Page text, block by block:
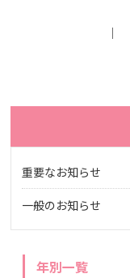
｜
重要なお知らせ
一般のお知らせ
年別一覧